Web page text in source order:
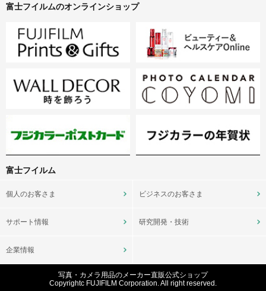
富士フイルムのオンラインショップ
富士フイルム
個人のお客さま ビジネスのお客さま
サポート情報 研究開発・技術
企業情報
写真・カメラ用品のメーカー直販公式ショップ
Copyrightc FUJIFILM Corporation. All right reserved.